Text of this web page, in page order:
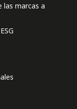
las marcas a